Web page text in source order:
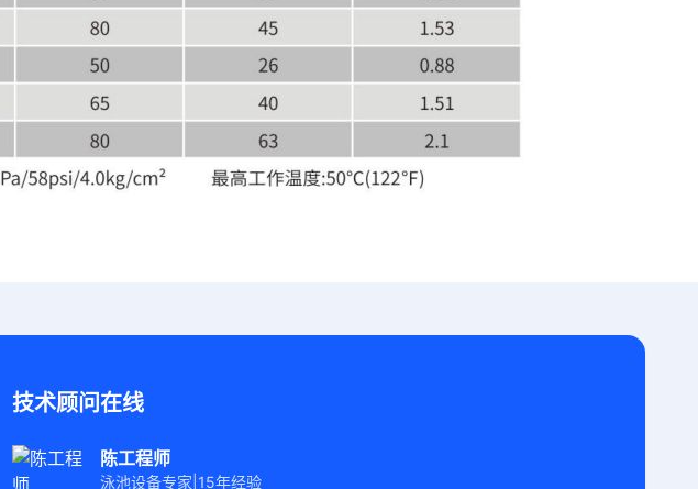
技术顾问在线
陈工程师
泳池设备专家|15年经验